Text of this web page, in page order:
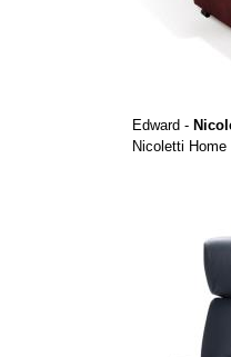
Edward -
Nicoletti Home